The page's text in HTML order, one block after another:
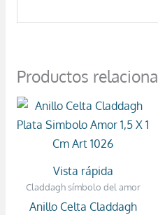
Productos
Vista rápida
Claddagh símbolo del amor
Anillo Celta Claddagh